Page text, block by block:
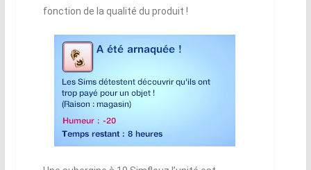
fonction de la qualité du produit !